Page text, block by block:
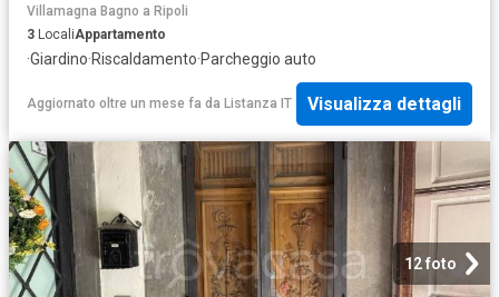
Villamagna Bagno a Ripoli
3 LocaliAppartamento
·Giardino·Riscaldamento·Parcheggio auto
Aggiornato oltre un mese fa da Listanza IT Visualizza dettagli
12 foto